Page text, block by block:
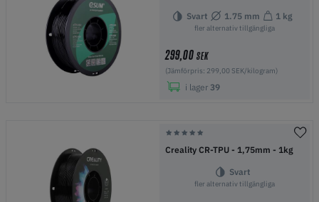
Svart 1.75 mm 1 kg
fler alternativ tillgängliga
299,00 SEK
(Jämförpris: 299,00 SEK/kilogram)
i lager 39
Creality CR-TPU - 1,75mm - 1kg
Svart
fler alternativ tillgängliga